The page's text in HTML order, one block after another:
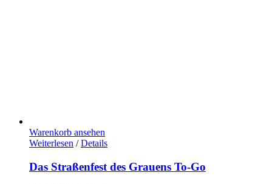
Warenkorb ansehen
Weiterlesen / Details
Das Straßenfest des Grauens To-Go